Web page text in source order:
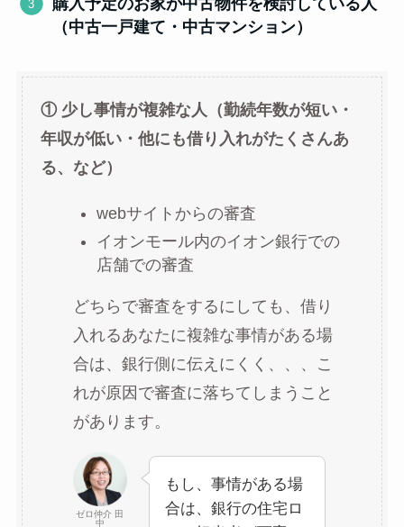
（中古一戸建て・中古マンション）
① 少し事情が複雑な人（勤続年数が短い・
年収が低い・他にも借り入れがたくさんあ
る、など）
webサイトからの審査
イオンモール内のイオン銀行での
店舗での審査
どちらで審査をするにしても、借り
入れるあなたに複雑な事情がある場
合は、銀行側に伝えにくく、、、こ
れが原因で審査に落ちてしまうこと
があります。
ゼロ仲介 田
中
もし、事情がある場
合は、銀行の住宅ロ